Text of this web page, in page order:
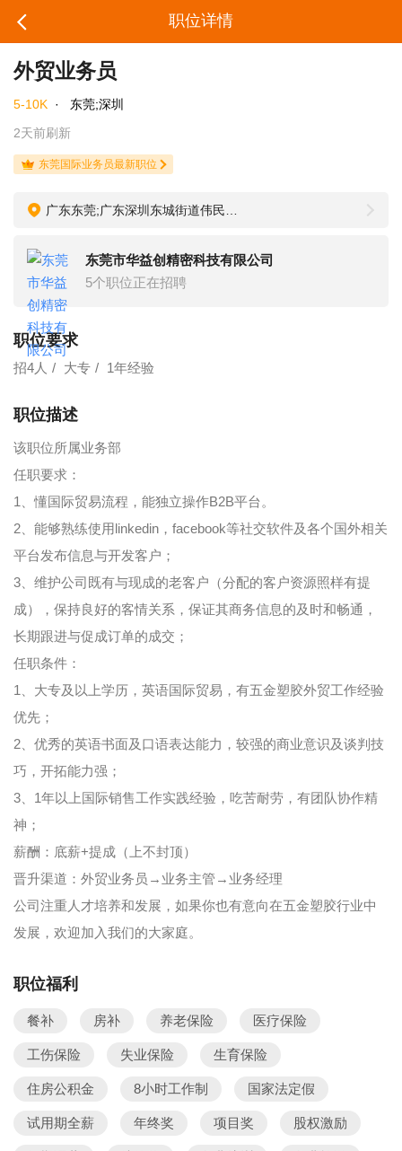
职位详情
外贸业务员
5-10K ·
东莞;深圳
2天前刷新
东莞国际业务员最新职位
东莞市华益创精密科技有限公司
5个职位正在招聘
职位要求
招4人 大专 1年经验
职位描述
该职位所属业务部
任职要求：
1、懂国际贸易流程，能独立操作B2B平台。
2、能够熟练使用linkedin，facebook等社交软件及各个国外相关
平台发布信息与开发客户；
3、维护公司既有与现成的老客户（分配的客户资源照样有提
成），保持良好的客情关系，保证其商务信息的及时和畅通，
长期跟进与促成订单的成交；
任职条件：
1、大专及以上学历，英语国际贸易，有五金塑胶外贸工作经验
优先；
2、优秀的英语书面及口语表达能力，较强的商业意识及谈判技
巧，开拓能力强；
3、1年以上国际销售工作实践经验，吃苦耐劳，有团队协作精
神；
薪酬：底薪+提成（上不封顶）
晋升渠道：外贸业务员→业务主管→业务经理
公司注重人才培养和发展，如果你也有意向在五金塑胶行业中
发展，欢迎加入我们的大家庭。
职位福利
餐补 房补 养老保险 医疗保险
工伤保险 失业保险 生育保险
住房公积金 8小时工作制 国家法定假
试用期全薪 年终奖 项目奖 股权激励